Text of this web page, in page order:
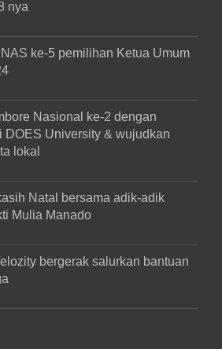
Lampung
nya
ke-5 pemilihan Ketua Umum
Nasional ke-2 dengan
DOES University & wujudkan
lokal
Natal bersama adik-adik
Mulia Manado
bergerak salurkan bantuan